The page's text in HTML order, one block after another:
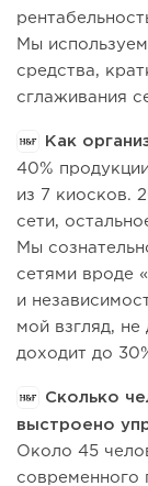
Мы
средства,
сглаживания
Как
40%
из 7 киосков.
сети,
Мы
сетями вроде
и
мой взгляд,
доходит до
Сколько
выстроено
Около 45
современного